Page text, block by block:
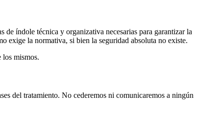
índole técnica y organizativa necesarias para garantizar la
exige la normativa, si bien la seguridad absoluta no existe.
los mismos.
del tratamiento. No cederemos ni comunicaremos a ningún